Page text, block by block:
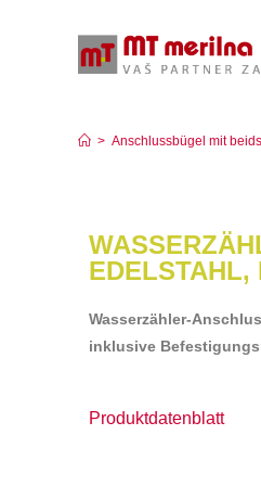
> Anschlussbügel mit
EDELSTAHL,
Wasserzähler-
inklusive
Produktdatenblatt